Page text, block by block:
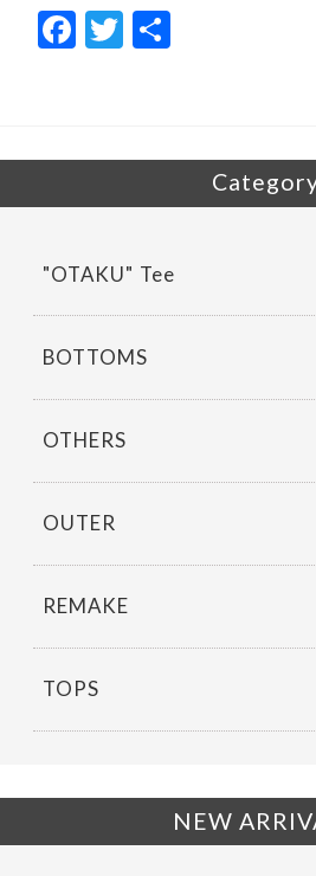
F
ac
o
k
T
w
"OTAKU" Tee
BOTTOMS
OTHERS
OUTER
REMAKE
TOPS
NEW